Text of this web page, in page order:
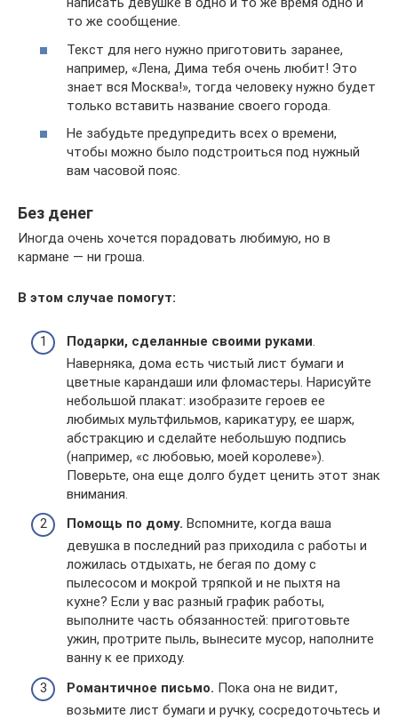
то же сообщение.
Текст для него нужно приготовить заранее,
например, «Лена, Дима тебя очень любит! Это
знает вся Москва!», тогда человеку нужно будет
только вставить название своего города.
Не забудьте предупредить всех о времени,
чтобы можно было подстроиться под нужный
вам часовой пояс.
Без денег
Иногда очень хочется порадовать любимую, но в
кармане — ни гроша.
В этом случае помогут:
Подарки, сделанные своими руками
Наверняка, дома есть чистый лист бумаги и
цветные карандаши или фломастеры. Нарисуйте
небольшой плакат: изобразите героев ее
любимых мультфильмов, карикатуру, ее шарж,
абстракцию и сделайте небольшую подпись
(например, «с любовью, моей королеве»).
Поверьте, она еще долго будет ценить этот знак
внимания.
Помощь по дому. Вспомните, когда ваша
девушка в последний раз приходила с работы и
ложилась отдыхать, не бегая по дому с
пылесосом и мокрой тряпкой и не пыхтя на
кухне? Если у вас разный график работы,
выполните часть обязанностей: приготовьте
ужин, протрите пыль, вынесите мусор, наполните
ванну к ее приходу.
Романтичное письмо. Пока она не видит,
возьмите лист бумаги и ручку, сосредоточьтесь и